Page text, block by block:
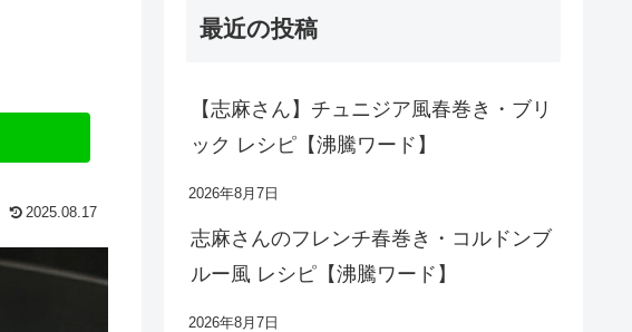
2025.08.17
最近の投稿
【志麻さん】チュニジア風春巻き・ブリ
ック レシピ【沸騰ワード】
2026年8月7日
志麻さんのフレンチ春巻き・コルドンブ
ルー風 レシピ【沸騰ワード】
2026年8月7日